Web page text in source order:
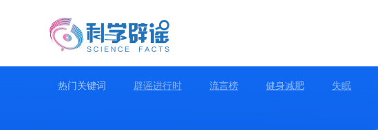
热门关键词 辟谣进行时 流言榜 健身减肥 失眠